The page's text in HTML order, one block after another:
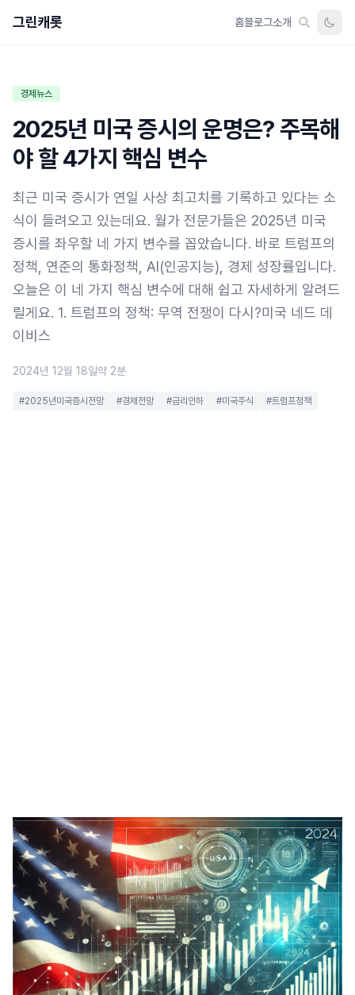
그린캐롯 홈블로그소개
경제뉴스
2025년 미국 증시의 운명은? 주목해
야 할 4가지 핵심 변수
최근 미국 증시가 연일 사상 최고치를 기록하고 있다는 소
식이 들려오고 있는데요. 월가 전문가들은 2025년 미국
증시를 좌우할 네 가지 변수를 꼽았습니다. 바로 트럼프의
정책, 연준의 통화정책, AI(인공지능), 경제 성장률입니다.
오늘은 이 네 가지 핵심 변수에 대해 쉽고 자세하게 알려드
릴게요. 1. 트럼프의 정책: 무역 전쟁이 다시?미국 네드 데
이비스
2024년 12월 18일약 2분
#2025년미국증시전망 #경제전망 #금리인하 #미국주식 #트럼프정책